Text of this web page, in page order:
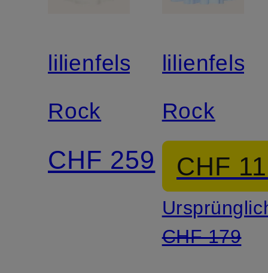
lilienfels
Rock
CHF 259
lilienfels
Rock
CHF
CHF 179